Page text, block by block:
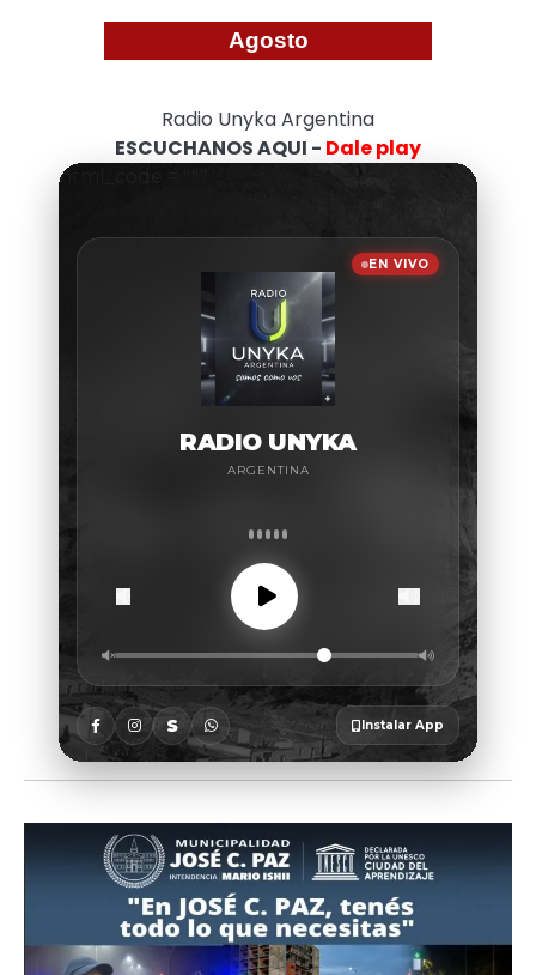
Agosto
Radio Unyka Argentina
ESCUCHANOS AQUI - Dale play